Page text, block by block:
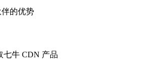
的优势
七牛 CDN 产品